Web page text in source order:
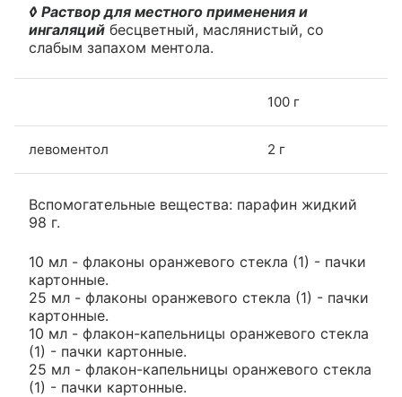
◊ Раствор для местного применения и
ингаляций бесцветный, маслянистый, со
слабым запахом ментола.
100 г
левоментол 2 г
Вспомогательные вещества: парафин жидкий
98 г.
10 мл - флаконы оранжевого стекла (1) - пачки
картонные.
25 мл - флаконы оранжевого стекла (1) - пачки
картонные.
10 мл - флакон-капельницы оранжевого стекла
(1) - пачки картонные.
25 мл - флакон-капельницы оранжевого стекла
(1) - пачки картонные.